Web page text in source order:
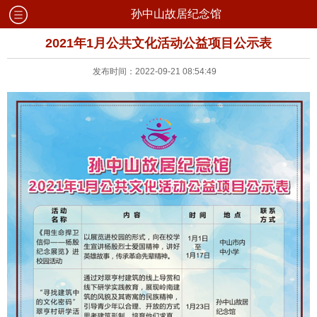
孙中山故居纪念馆
2021年1月公共文化活动公益项目公示表
发布时间：2022-09-21 08:54:49